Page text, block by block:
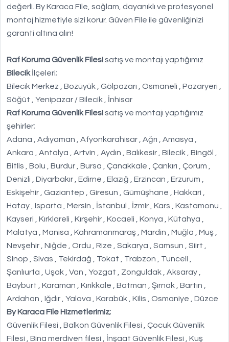
değerli. By Karaca File, sağlam, dayanıklı ve profesyonel
montaj hizmetiyle sizi korur. Güven File ile güvenliğinizi
garanti altına alın!
Raf Koruma Güvenlik Filesisatış ve montajı yaptığımız
Bilecikİlçeleri;
Bilecik Merkez , Bozüyük , Gölpazarı , Osmaneli , Pazaryeri ,
Söğüt , Yenipazar / Bilecik , İnhisar
Raf Koruma Güvenlik Filesisatış ve montajı yaptığımız
şehirler;
Adana , Adıyaman , Afyonkarahisar , Ağrı , Amasya ,
Ankara , Antalya , Artvin , Aydın , Balıkesir , Bilecik , Bingöl ,
Bitlis , Bolu , Burdur , Bursa , Çanakkale , Çankırı , Çorum ,
Denizli , Diyarbakır , Edirne , Elazığ , Erzincan , Erzurum ,
Eskişehir , Gaziantep , Giresun , Gümüşhane , Hakkari ,
Hatay , Isparta , Mersin , İstanbul , İzmir , Kars , Kastamonu ,
Kayseri , Kırklareli , Kırşehir , Kocaeli , Konya , Kütahya ,
Malatya , Manisa , Kahramanmaraş , Mardin , Muğla , Muş ,
Nevşehir , Niğde , Ordu , Rize , Sakarya , Samsun , Siirt ,
Sinop , Sivas , Tekirdağ , Tokat , Trabzon , Tunceli ,
Şanlıurfa , Uşak , Van , Yozgat , Zonguldak , Aksaray ,
Bayburt , Karaman , Kırıkkale , Batman , Şırnak , Bartın ,
Ardahan , Iğdır , Yalova , Karabük , Kilis , Osmaniye , Düzce
By Karaca File Hizmetlerimiz;
Güvenlik Filesi , Balkon Güvenlik Filesi , Çocuk Güvenlik
Filesi , Bina merdiven filesi , İnşaat Güvenlik Filesi , Kuş